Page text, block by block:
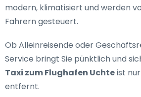
modern, klimatisiert und werden
Fahrern gesteuert.
Ob Alleinreisende oder
Service bringt Sie pünktlich und
Taxi zum Flughafen Uchteist
entfernt.